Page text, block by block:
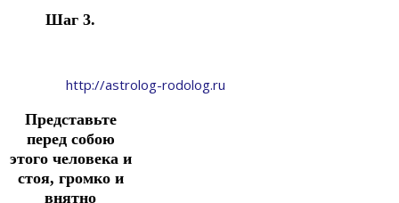
Шаг 3.
http://astrolog-rodolog.ru
Представьте
перед собою
этого человека и
стоя, громко и
внятно